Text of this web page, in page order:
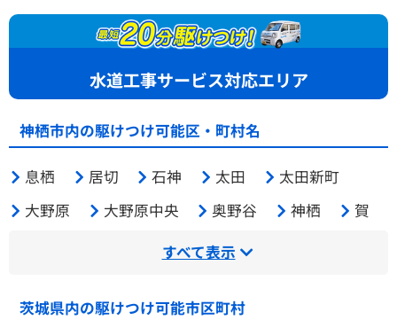
水道工事サービス対応エリア
神栖市内の駆けつけ可能区・町村名
息栖 居切 石神 太田
太田新町
大野原
大野原中央 奥野谷 神栖
賀
すべて表示
茨城県内の駆けつけ可能市区町村